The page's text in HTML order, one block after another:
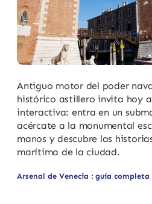
Antiguo motor del poder
histórico astillero invita hoy
interactiva: entra en un
acércate a la monumental
manos y descubre las
marítima de la ciudad.
Arsenal de Venecia : guía completa